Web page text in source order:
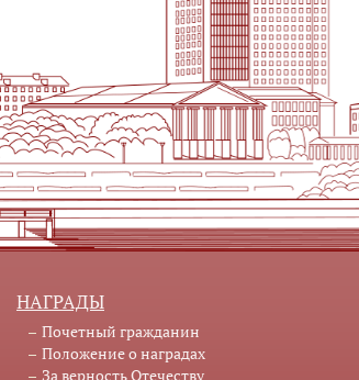
НАГРАДЫ
Почетный гражданин
Положение о наградах
За верность Отечеству